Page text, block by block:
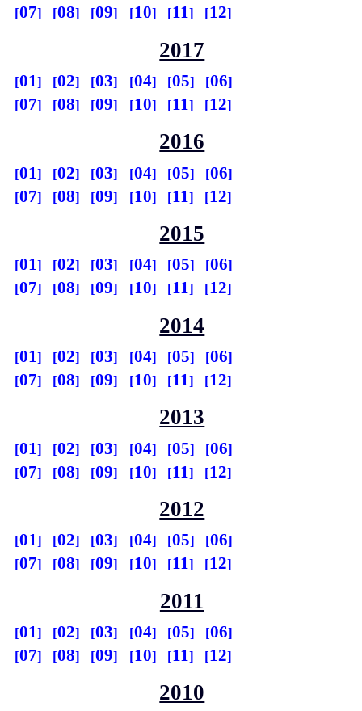
07
08 09 10 11 12
2017
01 02 03 04 05
06
07
08 09 10 11 12
2016
01 02 03 04 05
06
07
08 09 10 11 12
2015
01 02 03 04 05
06
07
08 09 10 11 12
2014
01 02 03 04 05
06
07
08 09 10 11 12
2013
01 02 03 04 05
06
07
08 09 10 11 12
2012
01 02 03 04 05
06
07
08 09 10 11 12
2011
01 02 03 04 05
06
07
08 09 10 11 12
2010